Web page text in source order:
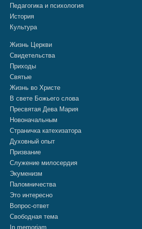
Педагогика и психология
История
Культура
Жизнь Церкви
Свидетельства
Приходы
Святые
Жизнь во Христе
В свете Божьего слова
Пресвятая Дева Мария
Новоначальным
Страничка катехизатора
Духовный опыт
Призвание
Служение милосердия
Экуменизм
Паломничества
Это интересно
Вопрос-ответ
Свободная тема
In memoriam